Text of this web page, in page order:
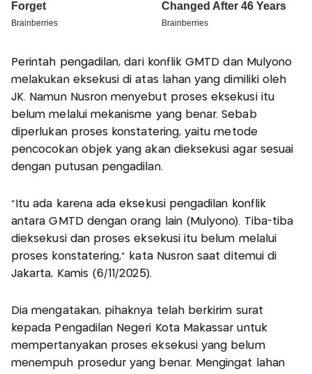
Perintah pengadilan, dari konflik GMTD dan Mulyono
melakukan eksekusi di atas lahan yang dimiliki oleh
JK. Namun Nusron menyebut proses eksekusi itu
belum melalui mekanisme yang benar. Sebab
diperlukan proses konstatering, yaitu metode
pencocokan objek yang akan dieksekusi agar sesuai
dengan putusan pengadilan.
"Itu ada karena ada eksekusi pengadilan konflik
antara GMTD dengan orang lain (Mulyono). Tiba-tiba
dieksekusi dan proses eksekusi itu belum melalui
proses konstatering," kata Nusron saat ditemui di
Jakarta, Kamis (6/11/2025).
Dia mengatakan, pihaknya telah berkirim surat
kepada Pengadilan Negeri Kota Makassar untuk
mempertanyakan proses eksekusi yang belum
menempuh prosedur yang benar. Mengingat lahan